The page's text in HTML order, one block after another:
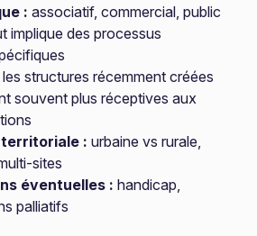
: associatif, commercial, public
implique des processus
les structures récemment créées
souvent plus réceptives aux
: urbaine vs rurale,
sites
éventuelles : handicap,
palliatifs